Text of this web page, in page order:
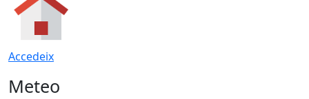
Accedeix
Meteo